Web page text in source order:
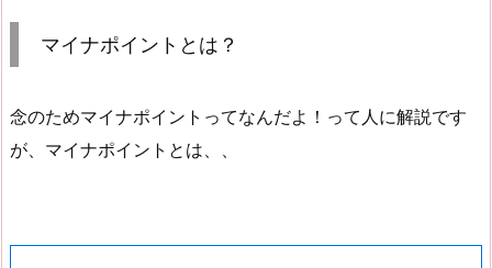
マイナポイントとは？
念のためマイナポイントってなんだよ！って人に解説です
が、マイナポイントとは、、